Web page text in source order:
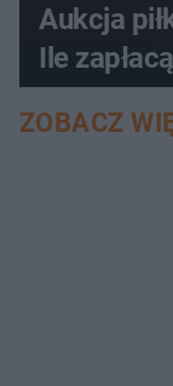
Aukcja
Ile
ZOBACZ